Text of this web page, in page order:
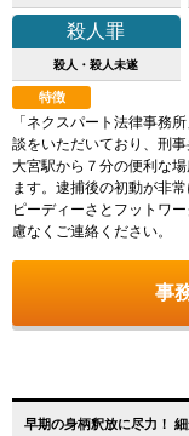
殺人罪
殺人・殺人未遂
特徴
「ネクスパート法律事務
談をいただいており、刑
大宮駅から７分の便利な
ます。逮捕後の初動が非
ピーディーさとフットワ
慮なくご連絡ください。
事
早期の身柄釈放に尽力！